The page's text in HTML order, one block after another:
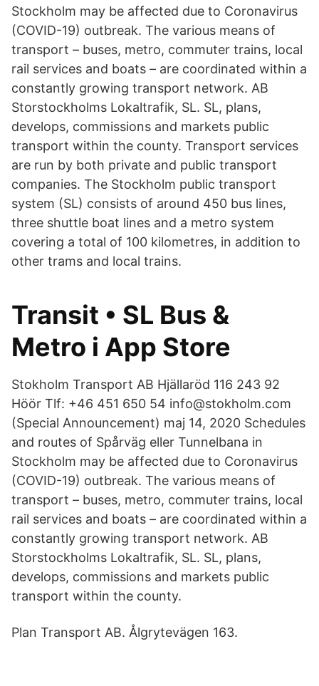
Stockholm may be affected due to Coronavirus
(COVID-19) outbreak. The various means of
transport – buses, metro, commuter trains, local
rail services and boats – are coordinated within a
constantly growing transport network. AB
Storstockholms Lokaltrafik, SL. SL, plans,
develops, commissions and markets public
transport within the county. Transport services
are run by both private and public transport
companies. The Stockholm public transport
system (SL) consists of around 450 bus lines,
three shuttle boat lines and a metro system
covering a total of 100 kilometres, in addition to
other trams and local trains.
‎Transit • SL Bus &
Metro i App Store
Stokholm Transport AB Hjällaröd 116 243 92
Höör Tlf: +46 451 650 54 info@stokholm.com
(Special Announcement) maj 14, 2020 Schedules
and routes of Spårväg eller Tunnelbana in
Stockholm may be affected due to Coronavirus
(COVID-19) outbreak. The various means of
transport – buses, metro, commuter trains, local
rail services and boats – are coordinated within a
constantly growing transport network. AB
Storstockholms Lokaltrafik, SL. SL, plans,
develops, commissions and markets public
transport within the county.
Plan Transport AB. Ålgrytevägen 163.